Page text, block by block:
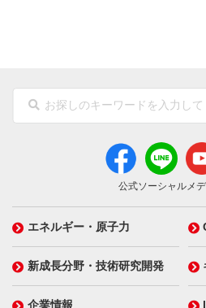
公式ソーシャルメ
エネルギー・原子力
新成長分野・技術研究開発
企業情報